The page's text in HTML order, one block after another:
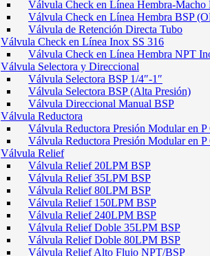
Válvula Check en Línea Hembra-Macho
Válvula Check en Línea Hembra BSP
Válvula de Retención Directa Tubo
Válvula Check en Línea Inox SS 316
Válvula Check en Línea Hembra NPT
Válvula Selectora y Direccional
Válvula Selectora BSP 1/4″-1″
Válvula Selectora BSP (Alta Presión)
Válvula Direccional Manual BSP
Válvula Reductora
Válvula Reductora Presión Modular en
Válvula Reductora Presión Modular en
Válvula Relief
Válvula Relief 20LPM BSP
Válvula Relief 35LPM BSP
Válvula Relief 80LPM BSP
Válvula Relief 150LPM BSP
Válvula Relief 240LPM BSP
Válvula Relief Doble 35LPM BSP
Válvula Relief Doble 80LPM BSP
Válvula Relief Alto Flujo NPT/BSP